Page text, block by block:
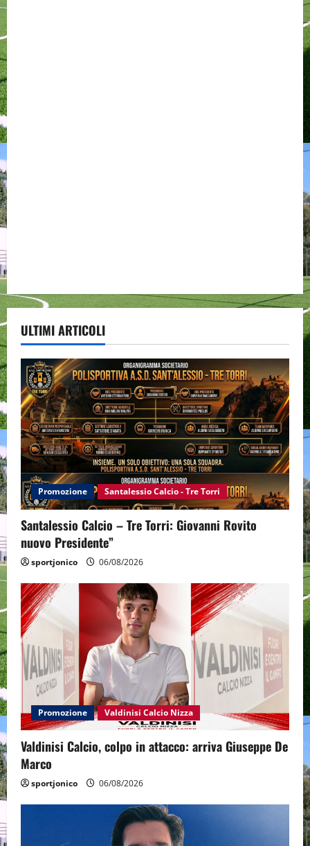
ULTIMI ARTICOLI
Promozione Santalessio Calcio - Tre Torri
Santalessio Calcio – Tre Torri: Giovanni Rovito
nuovo Presidente”
sportjonico 06/08/2026
Promozione Valdinisi Calcio Nizza
Valdinisi Calcio, colpo in attacco: arriva Giuseppe De
Marco
sportjonico 06/08/2026